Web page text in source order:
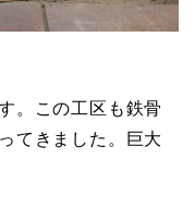
。この工区も鉄骨
てきました。巨大